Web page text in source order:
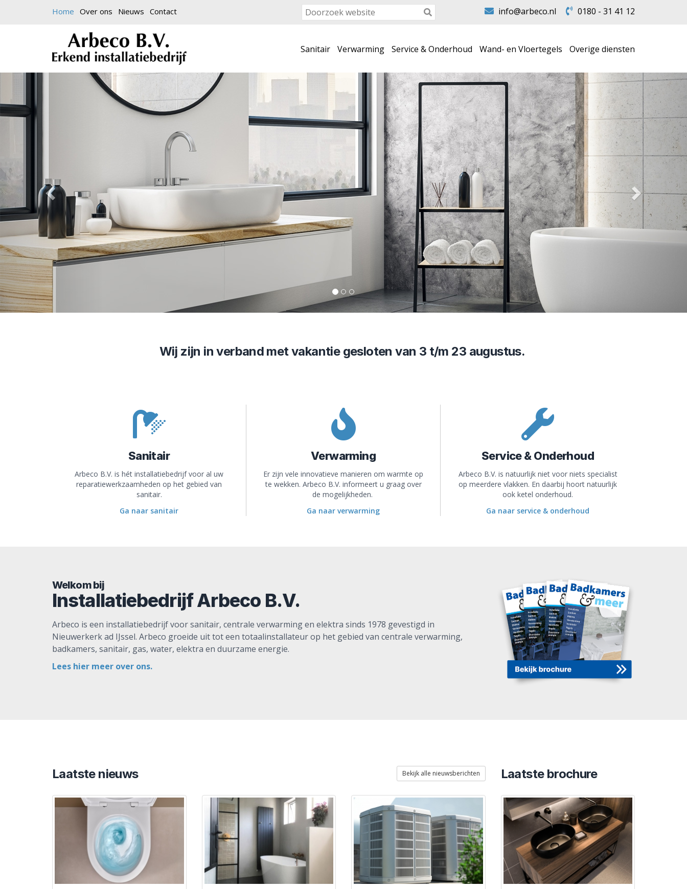
Home Over ons Nieuws Contact info@arbeco.nl 0180 - 31 41 12
Sanitair Verwarming Service & Onderhoud Wand- en Vloertegels Overige diensten
Volgende
Wij zijn in verband met vakantie gesloten van 3 t/m 23 augustus.
Sanitair
Arbeco B.V. is hét installatiebedrijf voor al uw
reparatiewerkzaamheden op het gebied van
sanitair.
Ga naar sanitair
Verwarming
Er zijn vele innovatieve manieren om warmte op
te wekken. Arbeco B.V. informeert u graag over
de mogelijkheden.
Ga naar verwarming
Service & Onderhoud
Arbeco B.V. is natuurlijk niet voor niets specialist
op meerdere vlakken. En daarbij hoort natuurlijk
ook ketel onderhoud.
Ga naar service & onderhoud
Welkom bij
Installatiebedrijf Arbeco B.V.
Arbeco is een installatiebedrijf voor sanitair, centrale verwarming en elektra sinds 1978 gevestigd in
Nieuwerkerk ad IJssel. Arbeco groeide uit tot een totaalinstallateur op het gebied van centrale verwarming,
badkamers, sanitair, gas, water, elektra en duurzame energie.
Lees hier meer over ons.
Laatste nieuws Bekijk alle nieuwsberichten Laatste brochure